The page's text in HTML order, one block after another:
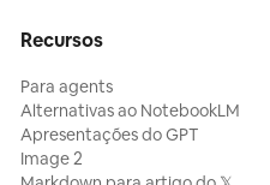
Recursos
Para agents
Alternativas ao NotebookLM
Apresentações do GPT
Image 2